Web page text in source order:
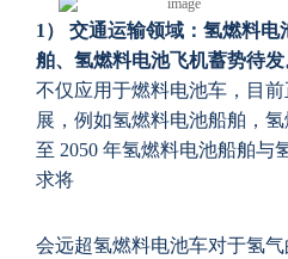
1 ） 交通运输领域：氢燃料
舶、氢燃料电池飞机蓄势待发
不仅应用于燃料电池车，目
展，例如氢燃料电池船舶，氢
至 2050 年氢燃料电池船舶与
求将
会远超氢燃料电池车对于氢